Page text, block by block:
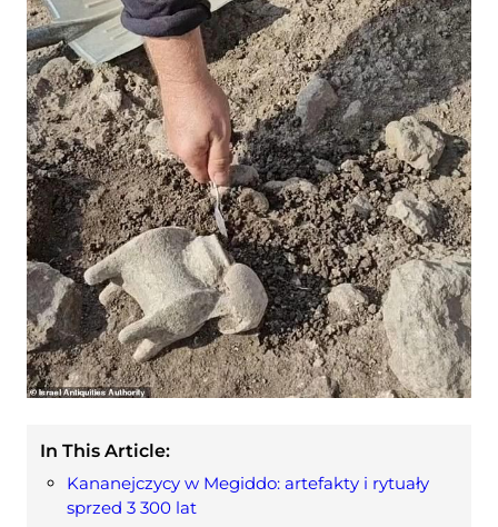
In This Article:
Kananejczycy w Megiddo: artefakty i rytuały
sprzed 3 300 lat